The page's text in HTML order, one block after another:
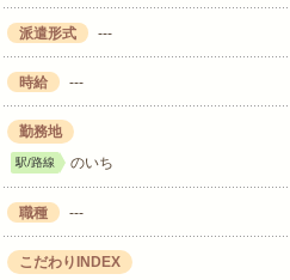
派遣形式 ---
時給 ---
勤務地
駅/路線 のいち
職種 ---
こだわりINDEX